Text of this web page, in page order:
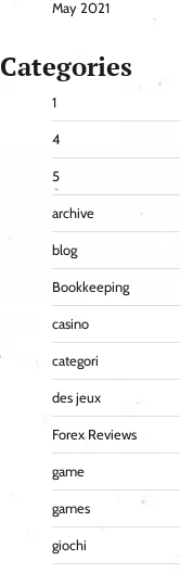
May 2021
Categories
1
4
5
archive
blog
Bookkeeping
casino
categori
des jeux
Forex Reviews
game
games
giochi